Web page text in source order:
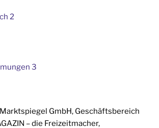
2
3
GmbH, Geschäftsbereich
– die Freizeitmacher,